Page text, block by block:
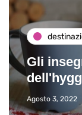
Gli
Agosto 3, 2022